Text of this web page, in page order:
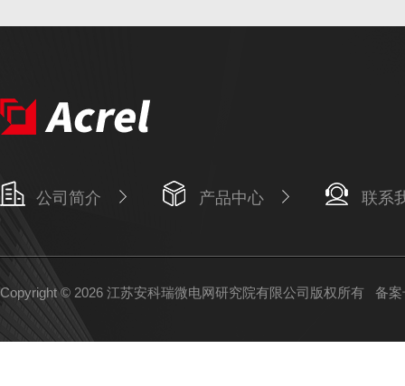
公司简介 产品中心 联系
Copyright © 2026 江苏安科瑞微电网研究院有限公司版权所有 备案